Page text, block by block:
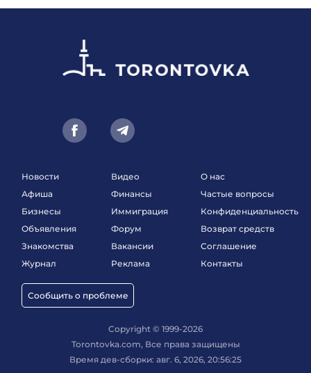
Новости
Афиша
Бизнесы
Объявления
Знакомства
Журнал
Сообщить о проблеме
Видео
Финансы
Иммиграция
Форум
Вакансии
Реклама
О нас
Частые вопросы
Конфиденциальность
Возврат средств
Соглашение
Контакты
Copyright © 1999-2026
Torontovka.com, Все права защищены
Время дев-сборки: авг. 6, 2026, 20:56:25